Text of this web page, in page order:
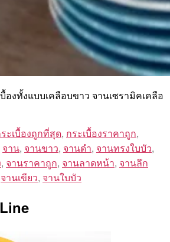
องทั้งแบบเคลือบขาว จานเซรามิคเคลือ
ะเบื้องถูกที่สุด, กระเบื้องราคาถูก,
จาน, จานขาว, จานดำ, จานทรงใบบัว,
, จานราคาถูก, จานลาดหน้า, จานลึก
จานเขียว, จานใบบัว